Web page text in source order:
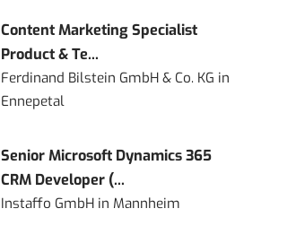
Content Marketing Specialist
Product & Te...
Ferdinand Bilstein GmbH & Co. KG in
Ennepetal
Senior Microsoft Dynamics 365
CRM Developer (...
Instaffo GmbH in Mannheim